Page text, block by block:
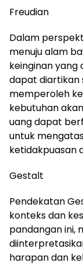
Freudian
Dalam
menuju alam
keinginan yang
dapat diartikan
memperoleh
kebutuhan
uang dapat
untuk
ketidakpuasan
Gestalt
Pendekatan
konteks dan
pandangan ini,
harapan dan